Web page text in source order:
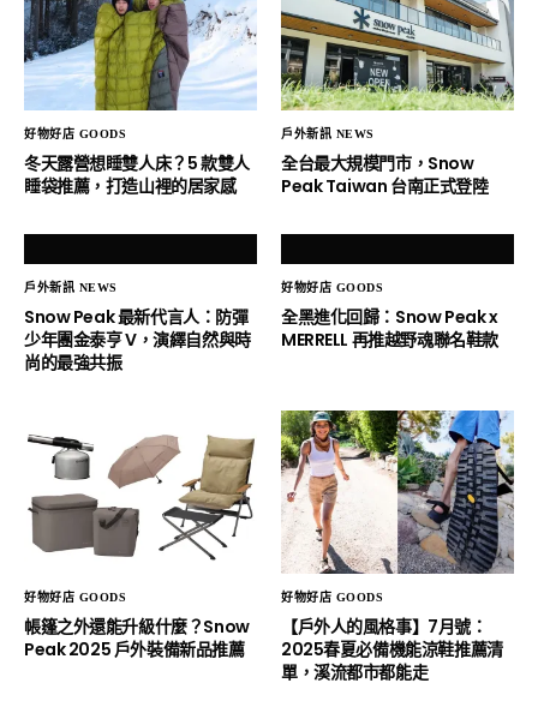
好物好店 GOODS
冬天露營想睡雙人床？5 款雙人
睡袋推薦，打造山裡的居家感
戶外新訊 NEWS
全台最大規模門市，Snow
Peak Taiwan 台南正式登陸
戶外新訊 NEWS
Snow Peak 最新代言人：防彈
少年團金泰亨 V，演繹自然與時
尚的最強共振
好物好店 GOODS
全黑進化回歸：Snow Peak x
MERRELL 再推越野魂聯名鞋款
好物好店 GOODS
帳篷之外還能升級什麼？Snow
Peak 2025 戶外裝備新品推薦
好物好店 GOODS
【戶外人的風格事】7月號：
2025春夏必備機能涼鞋推薦清
單，溪流都市都能走